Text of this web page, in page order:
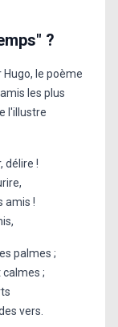
?
le poème
les plus
l'illustre
délire !
amis !
palmes ;
calmes ;
vers.